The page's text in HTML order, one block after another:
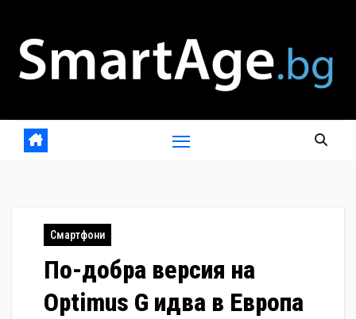
content
Смартфони
По-добра версия на
Optimus G идва в Европа